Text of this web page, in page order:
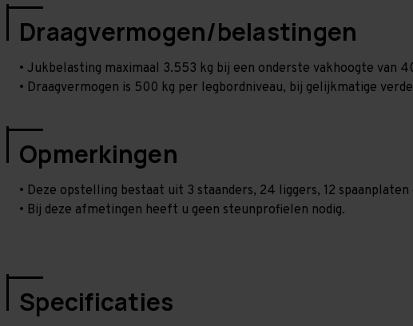
Draagvermogen/belastingen
• Jukbelasting maximaal 3.553 kg bij een onderste vakhoogte van
• Draagvermogen is 500 kg per legbordniveau, bij gelijkmatige
Opmerkingen
• Deze opstelling bestaat uit 3 staanders, 24 liggers, 12
• Bij deze afmetingen heeft u geen steunprofielen nodig.
Specificaties